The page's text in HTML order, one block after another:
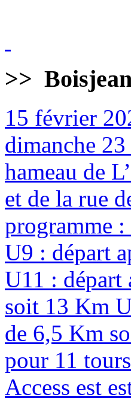
>>
15 février
dimanche
hameau de
et de la rue
programme
U9 : départ
U11 : départ
soit 13 Km
de 6,5 Km
pour 11
Access est